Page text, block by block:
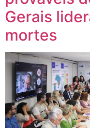
Gerais
mortes